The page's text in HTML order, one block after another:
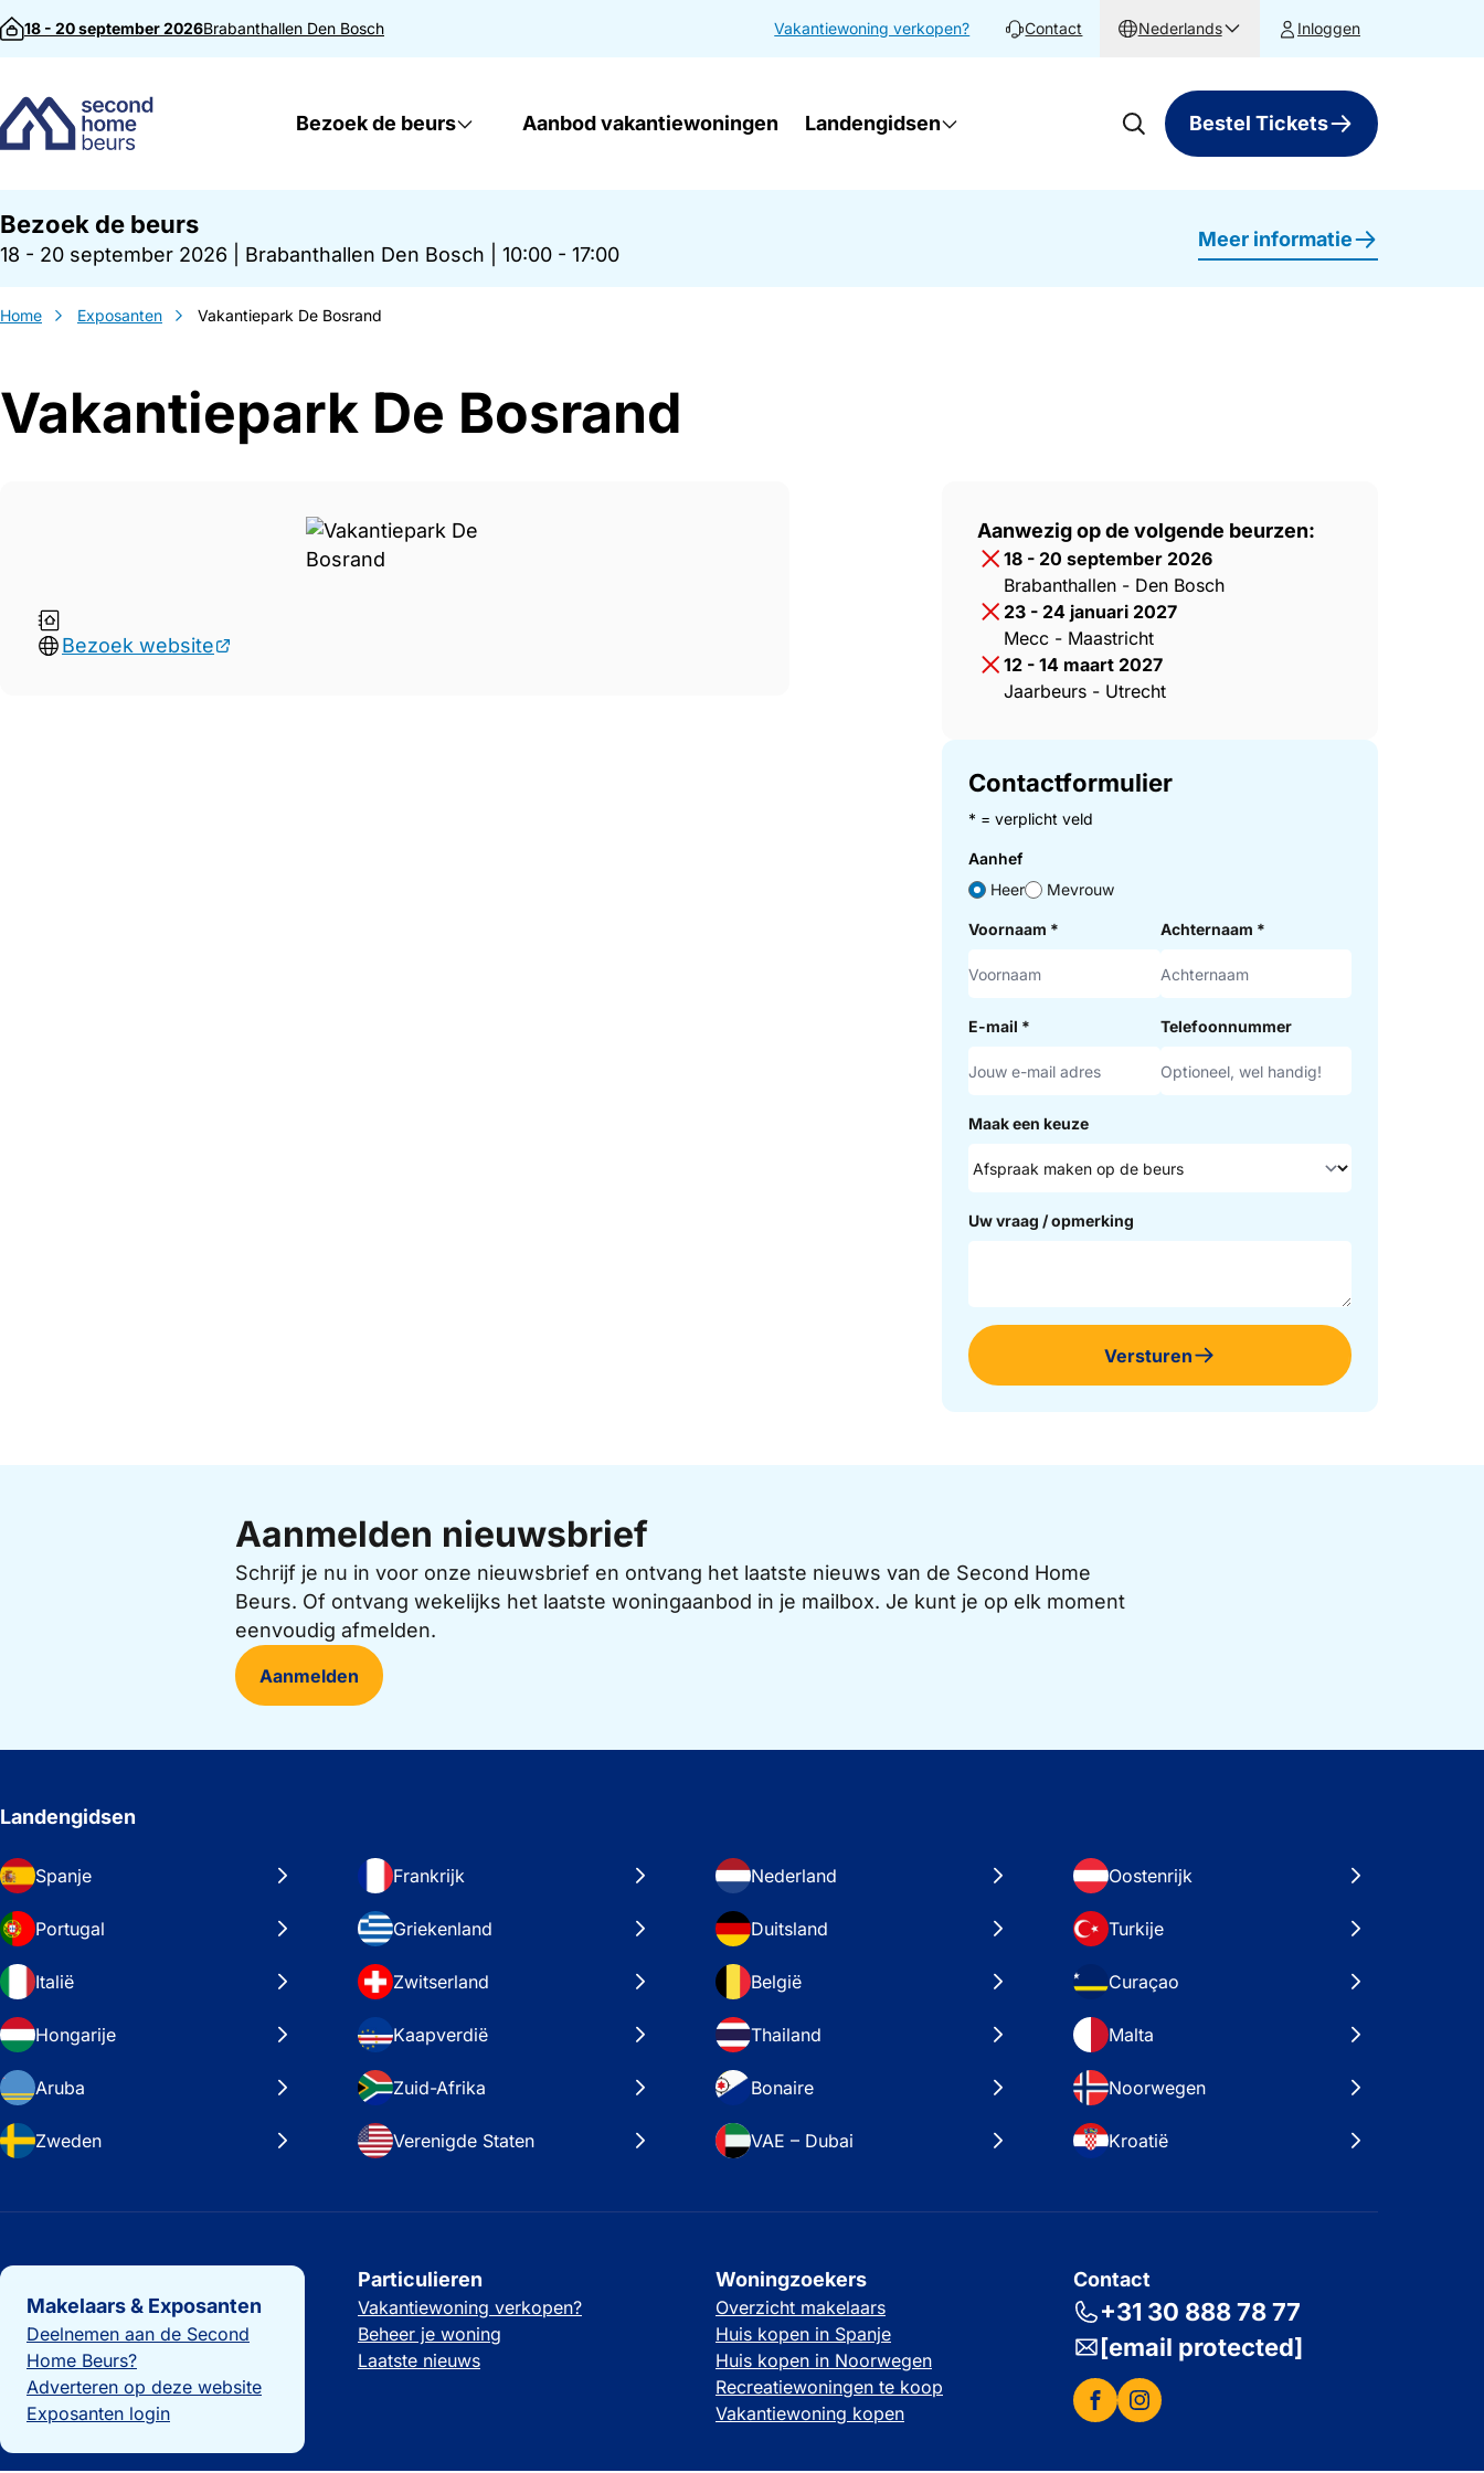
Direct naar inhoud
18 - 20 september 2026Brabanthallen Den Bosch Vakantiewoning verkopen? Contact Nederlands Inloggen
Bezoek de beurs Aanbod vakantiewoningen Landengidsen Bestel Tickets
Bezoek de beurs
18 - 20 september 2026 Brabanthallen Den Bosch 10:00 - 17:00
Meer informatie
Home Exposanten Vakantiepark De Bosrand
Vakantiepark De Bosrand
Bezoek website
Aanwezig op de volgende beurzen:
18 - 20 september 2026
Brabanthallen - Den Bosch
23 - 24 januari 2027
Mecc - Maastricht
12 - 14 maart 2027
Jaarbeurs - Utrecht
Contactformulier
* = verplicht veld
Aanhef
Heer
Mevrouw
Voornaam * Achternaam *
E-mail * Telefoonnummer
Maak een keuze
Uw vraag / opmerking
Versturen
Aanmelden nieuwsbrief
Schrijf je nu in voor onze nieuwsbrief en ontvang het laatste nieuws van de Second Home
Beurs. Of ontvang wekelijks het laatste woningaanbod in je mailbox. Je kunt je op elk moment
eenvoudig afmelden.
Aanmelden
Landengidsen
Spanje Frankrijk Nederland Oostenrijk
Portugal Griekenland Duitsland Turkije
Italië Zwitserland België Curaçao
Hongarije Kaapverdië Thailand Malta
Aruba Zuid-Afrika Bonaire Noorwegen
Zweden Verenigde Staten VAE – Dubai Kroatië
Belangrijke links
Makelaars & Exposanten
Deelnemen aan de Second
Home Beurs?
Adverteren op deze website
Exposanten login
Particulieren
Vakantiewoning verkopen?
Beheer je woning
Laatste nieuws
Woningzoekers
Overzicht makelaars
Huis kopen in Spanje
Huis kopen in Noorwegen
Recreatiewoningen te koop
Vakantiewoning kopen
Contact
+31 30 888 78 77
[email protected]